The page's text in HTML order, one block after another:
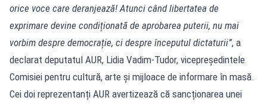
orice voce care deranjează! Atunci când libertatea de
exprimare devine condiționată de aprobarea puterii, nu mai
vorbim despre democrație, ci despre începutul dictaturii”, a
declarat deputatul AUR, Lidia Vadim-Tudor, vicepreședintele
Comisiei pentru cultură, arte şi mijloace de informare în masă.
Cei doi reprezentanți AUR avertizează că sancționarea unei